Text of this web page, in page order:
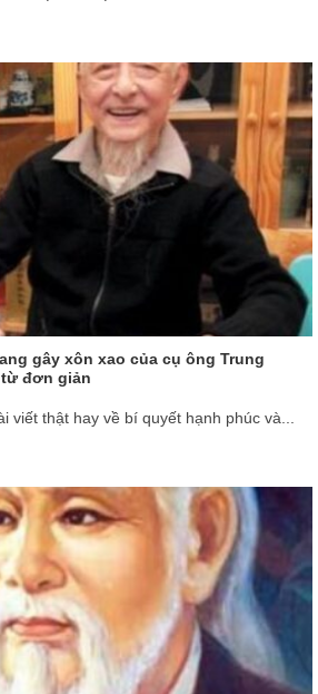
gây xôn xao của cụ ông Trung
đơn giản
viết thật hay về bí quyết hạnh phúc và...